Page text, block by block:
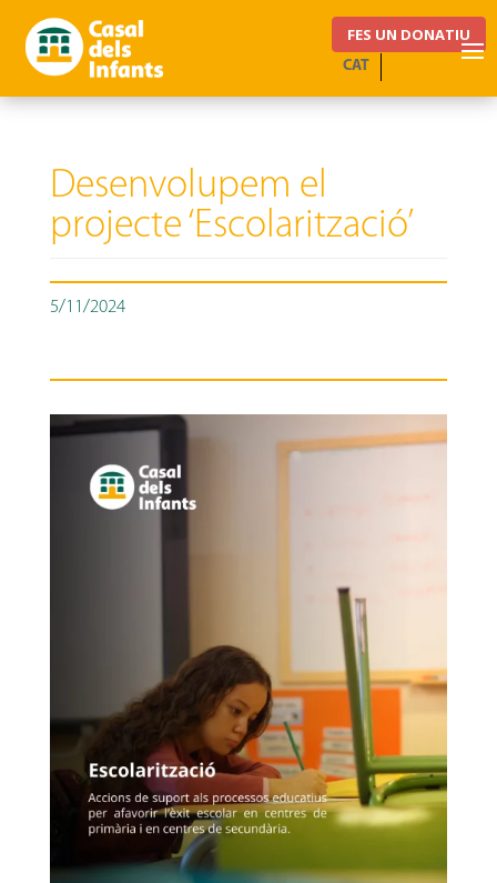
FES UN DONATIU
CAT
Desenvolupem el
projecte ‘Escolarització’
5/11/2024